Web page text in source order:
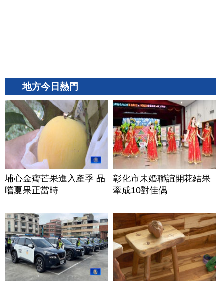
地方今日熱門
埔心金蜜芒果進入產季 品
嚐夏果正當時
彰化市未婚聯誼開花結果
牽成10對佳偶